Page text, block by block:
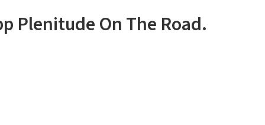
Plenitude On The Road.